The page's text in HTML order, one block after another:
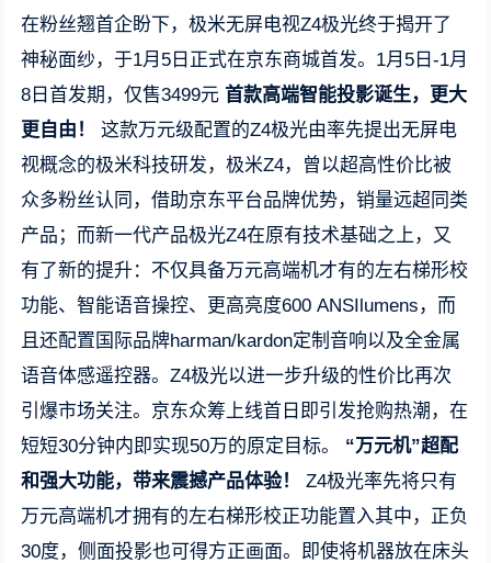
在粉丝翘首企盼下，极米无屏电视Z4极光终于揭开了
神秘面纱，于1月5日正式在京东商城首发。1月5日-1月
8日首发期，仅售3499元 首款高端智能投影诞生，更大
更自由！
这款万元级配置的Z4极光由率先提出无屏电
视概念的极米科技研发，极米Z4，曾以超高性价比被
众多粉丝认同，借助京东平台品牌优势，销量远超同类
产品；而新一代产品极光Z4在原有技术基础之上，又
有了新的提升：不仅具备万元高端机才有的左右梯形校
功能、智能语音操控、更高亮度600 ANSIlumens，而
且还配置国际品牌harman/kardon定制音响以及全金属
语音体感遥控器。Z4极光以进一步升级的性价比再次
引爆市场关注。京东众筹上线首日即引发抢购热潮，在
短短30分钟内即实现50万的原定目标。 “万元机”超配
和强大功能，带来震撼产品体验！
Z4极光率先将只有
万元高端机才拥有的左右梯形校正功能置入其中，正负
30度，侧面投影也可得方正画面。即使将机器放在床头